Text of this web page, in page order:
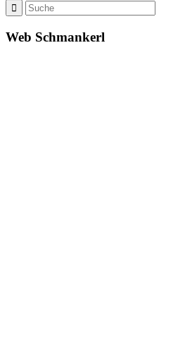
Web Schmankerl